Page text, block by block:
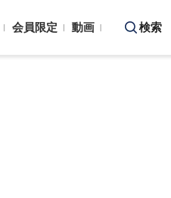
会員限定 動画 検索